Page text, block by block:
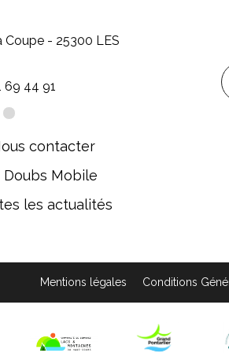
Coupe - 25300 LES
69 44 91
14bis,
+ 33
contacter
Doubs Mobile
les actualités
Mentions légales Conditions